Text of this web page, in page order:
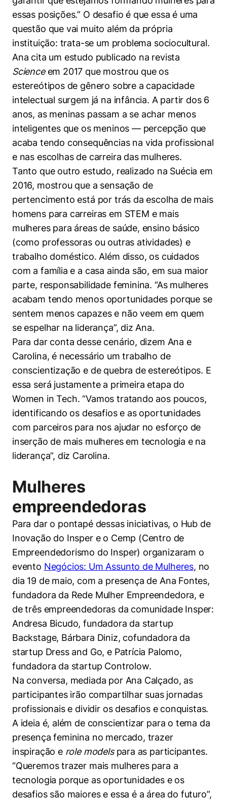
essas posições.” O desafio é que essa é uma
questão que vai muito além da própria
instituição: trata-se um problema sociocultural.
Ana cita um estudo publicado na revista
Scienceem 2017 que mostrou que os
estereótipos de gênero sobre a capacidade
intelectual surgem já na infância. A partir dos 6
anos, as meninas passam a se achar menos
inteligentes que os meninos — percepção que
acaba tendo consequências na vida profissional
e nas escolhas de carreira das mulheres.
Tanto que outro estudo, realizado na Suécia em
2016, mostrou que a sensação de
pertencimento está por trás da escolha de mais
homens para carreiras em STEM e mais
mulheres para áreas de saúde, ensino básico
(como professoras ou outras atividades) e
trabalho doméstico. Além disso, os cuidados
com a família e a casa ainda são, em sua maior
parte, responsabilidade feminina. “As mulheres
acabam tendo menos oportunidades porque se
sentem menos capazes e não veem em quem
se espelhar na liderança”, diz Ana.
Para dar conta desse cenário, dizem Ana e
Carolina, é necessário um trabalho de
conscientização e de quebra de estereótipos. E
essa será justamente a primeira etapa do
Women in Tech. “Vamos tratando aos poucos,
identificando os desafios e as oportunidades
com parceiros para nos ajudar no esforço de
inserção de mais mulheres em tecnologia e na
liderança”, diz Carolina.
Mulheres
empreendedoras
Para dar o pontapé dessas iniciativas, o Hub de
Inovação do Insper e o Cemp (Centro de
Empreendedorismo do Insper) organizaram o
evento Negócios: Um Assunto de Mulheres, no
dia 19 de maio, com a presença de Ana Fontes,
fundadora da Rede Mulher Empreendedora, e
de três empreendedoras da comunidade Insper:
Andresa Bicudo, fundadora da startup
Backstage, Bárbara Diniz, cofundadora da
startup Dress and Go, e Patrícia Palomo,
fundadora da startup Controlow.
Na conversa, mediada por Ana Calçado, as
participantes irão compartilhar suas jornadas
profissionais e dividir os desafios e conquistas.
A ideia é, além de conscientizar para o tema da
presença feminina no mercado, trazer
inspiração e role modelspara as participantes.
“Queremos trazer mais mulheres para a
tecnologia porque as oportunidades e os
desafios são maiores e essa é a área do futuro”,
Cookies estritamente necessários
Cookies de preferências de usuário